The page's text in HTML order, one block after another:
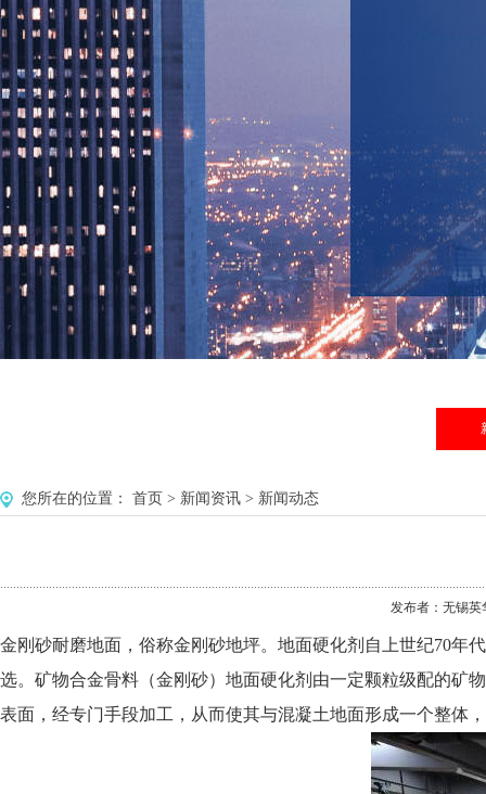
您所在的位置： 首页 > 新闻资讯 > 新闻动态
发布者：无锡英
金刚砂耐磨地面，俗称金刚砂地坪。地面硬化剂自上世纪70年
选。矿物合金骨料（金刚砂）地面硬化剂由一定颗粒级配的矿
表面，经专门手段加工，从而使其与混凝土地面形成一个整体